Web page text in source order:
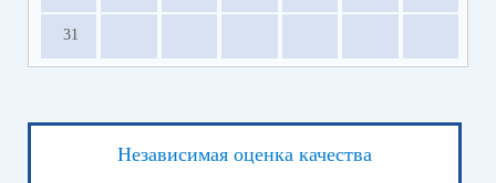
31
Независимая оценка качества